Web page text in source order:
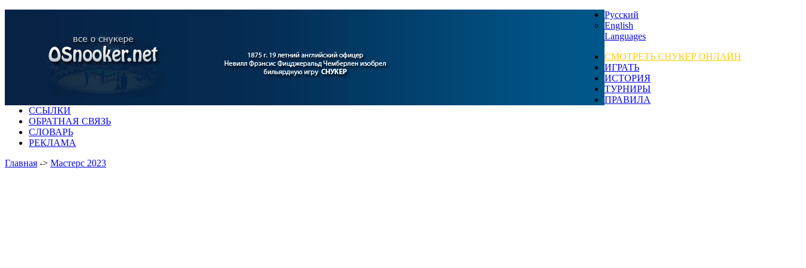
Русский
English
Languages
СМОТРЕТЬ СНУКЕР ОНЛАЙН
ИГРАТЬ
ИСТОРИЯ
ТУРНИРЫ
ПРАВИЛА
ССЫЛКИ
ОБРАТНАЯ СВЯЗЬ
СЛОВАРЬ
РЕКЛАМА
Главная -> Мастерс 2023